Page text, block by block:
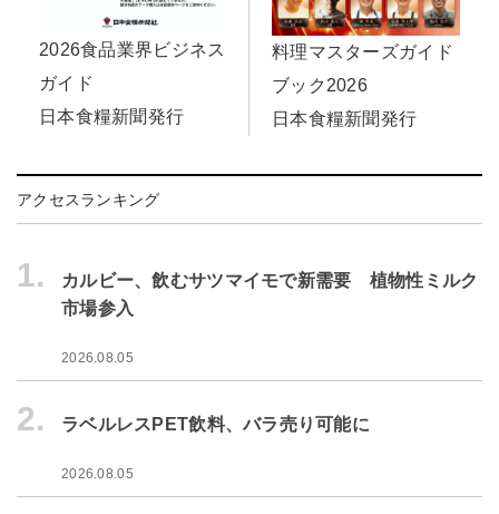
2026食品業界ビジネス
ガイド
日本食糧新聞発行
料理マスターズガイド
ブック2026
日本食糧新聞発行
アクセスランキング
1.
カルビー、飲むサツマイモで新需要 植物性ミルク
市場参入
2026.08.05
2. ラベルレスPET飲料、バラ売り可能に
2026.08.05